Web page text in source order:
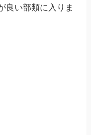
良い部類に入りま